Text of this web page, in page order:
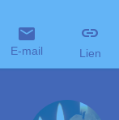
E-mail Lien